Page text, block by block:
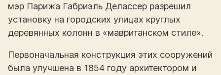
мэр Парижа Габриэль Делассер разрешил
установку на городских улицах круглых
деревянных колонн в «мавританском стиле».
Первоначальная конструкция этих сооружений
была улучшена в 1854 году архитектором и